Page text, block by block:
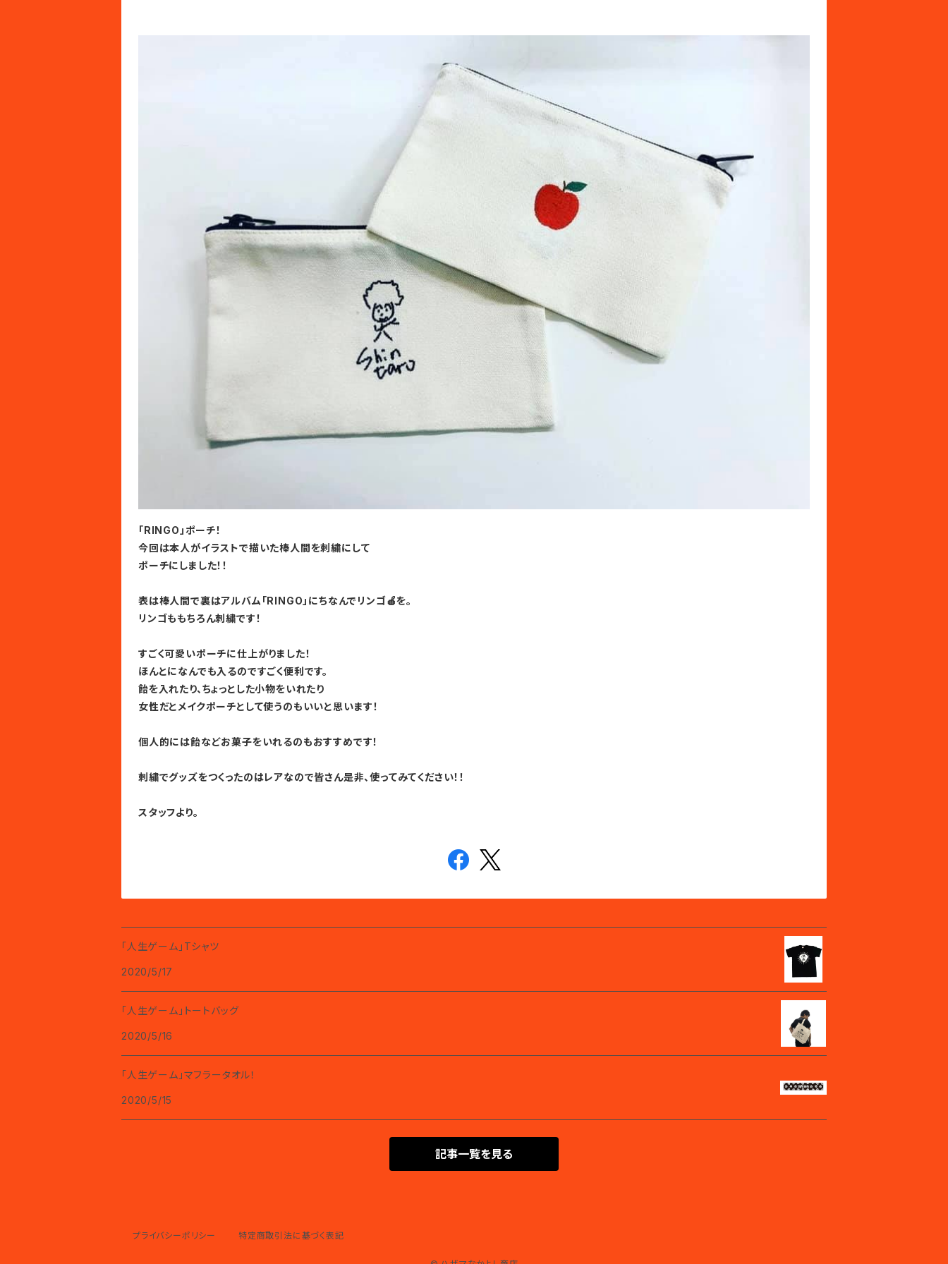
「RINGO」ポーチ！
今回は本人がイラストで描いた棒人間を刺繍にして
ポーチにしました！！
表は棒人間で裏はアルバム「RINGO」にちなんでリンゴ🍎を。
リンゴももちろん刺繍です！
すごく可愛いポーチに仕上がりました！
ほんとになんでも入るのですごく便利です。
飴を入れたり、ちょっとした小物をいれたり
女性だとメイクポーチとして使うのもいいと思います！
個人的には飴などお菓子をいれるのもおすすめです！
刺繍でグッズをつくったのはレアなので皆さん是非、使ってみてください！！
スタッフより。
「人生ゲーム」Tシャツ
2020/5/17
「人生ゲーム」トートバッグ
2020/5/16
「人生ゲーム」マフラータオル！
2020/5/15
記事一覧を見る
プライバシーポリシー 特定商取引法に基づく表記